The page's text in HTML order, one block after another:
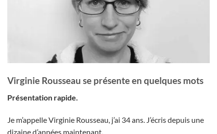
Virginie Rousseau se présente en quelques mots
Présentation rapide.
Je m’appelle Virginie Rousseau, j’ai 34 ans. J’écris depuis une
dizaine d’années maintenant.